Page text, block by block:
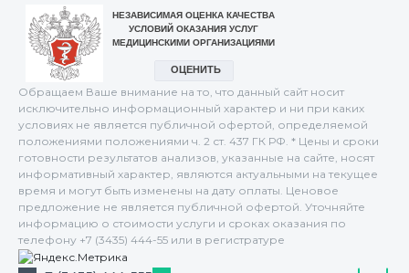
Обращаем Ваше внимание на то, что данный сайт носит
исключительно информационный характер и ни при каких
условиях не является публичной офертой, определяемой
положениями положениями ч. 2 ст. 437 ГК РФ. * Цены и сроки
готовности результатов анализов, указанные на сайте, носят
информативный характер, являются актуальными на текущее
время и могут быть изменены на дату оплаты. Ценовое
предложение не является публичной офертой. Уточняйте
информацию о стоимости услуги и сроках оказания по
телефону +7 (3435) 444-55 или в регистратуре